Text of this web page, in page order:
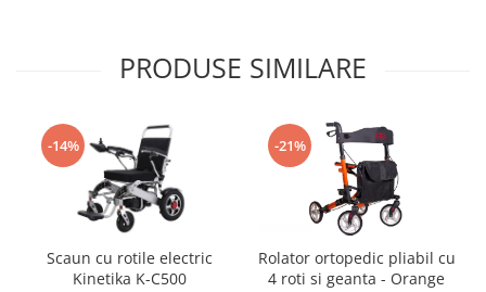
PRODUSE SIMILARE
-14%
Scaun cu rotile electric
Kinetika K-C500
-21%
Rolator ortopedic pliabil cu
4 roti si geanta - Orange